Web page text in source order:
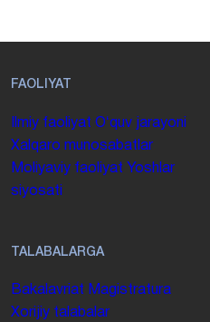
FAOLIYAT
Ilmiy faoliyat Oʻquv jarayoni
Xalqaro munosabatlar
Moliyaviy faoliyat Yoshlar
siyosati
TALABALARGA
Bakalavriat Magistratura
Xorijiy talabalar